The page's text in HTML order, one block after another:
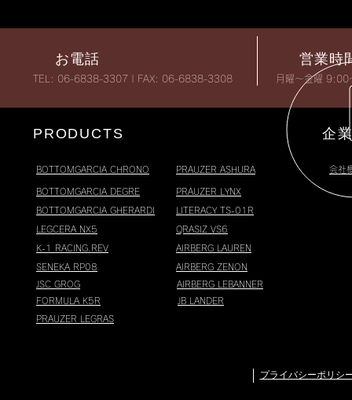
お電話
TEL: 06-6838-3307 | FAX: 06-6838-3308
営業時
月曜〜金曜
PRODUCTS
BOTTOMGARCIA CHRONO PRAUZER ASHURA
企
会社
BOTTOMGARCIA DEGRE PRAUZER LYNX
BOTTOMGARCIA GHERARDI LITERACY TS-01R
LEGCERA NX5 QRASIZ VS6
K-1 RACING.REV AIRBERG LAUREN
SENEKA RP08
AIRBERG ZENON
JSC GROG
AIRBERG LEBANNER
FORMULA K5R
JB LANDER
PRAUZER LEGRAS
プライバシーポリシ